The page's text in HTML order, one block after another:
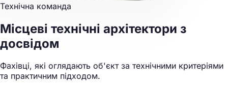
Технічна команда
Місцеві технічні архітектори з
досвідом
Фахівці, які оглядають об'єкт за технічними критеріями
та практичним підходом.